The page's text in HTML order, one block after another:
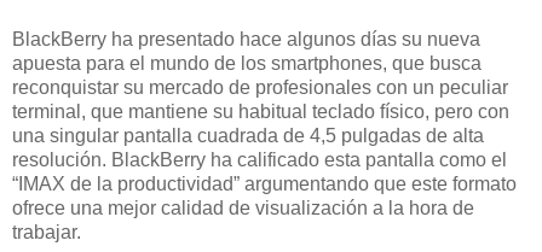
BlackBerry ha presentado hace algunos días su nueva
apuesta para el mundo de los smartphones, que busca
reconquistar su mercado de profesionales con un peculiar
terminal, que mantiene su habitual teclado físico, pero con
una singular pantalla cuadrada de 4,5 pulgadas de alta
resolución. BlackBerry ha calificado esta pantalla como el
“IMAX de la productividad” argumentando que este formato
ofrece una mejor calidad de visualización a la hora de
trabajar.